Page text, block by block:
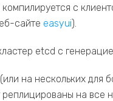
с
сайте easyui).
etcd с
на нескольких для
на все